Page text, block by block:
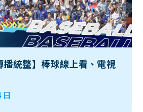
播統整】棒球線上看、電視